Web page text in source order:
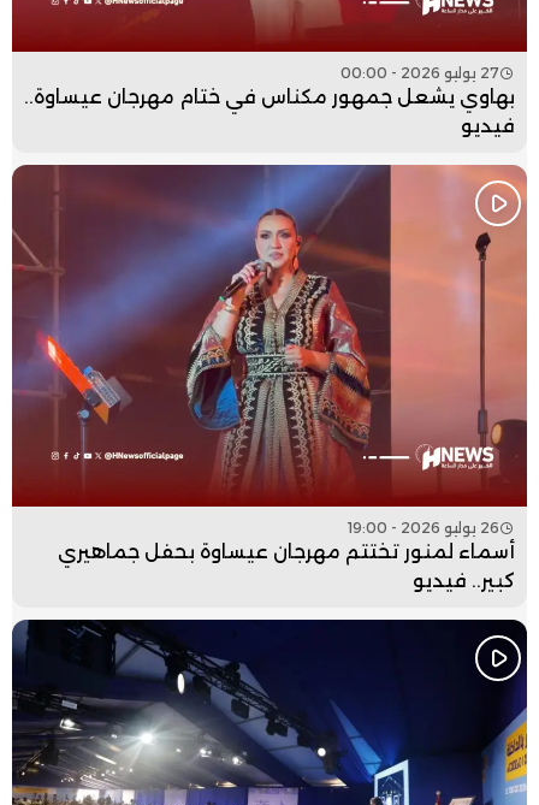
27 يوليو 2026 - 00:00
بهاوي يشعل جمهور مكناس في ختام مهرجان عيساوة..
فيديو
26 يوليو 2026 - 19:00
أسماء لمنور تختتم مهرجان عيساوة بحفل جماهيري
كبير.. فيديو